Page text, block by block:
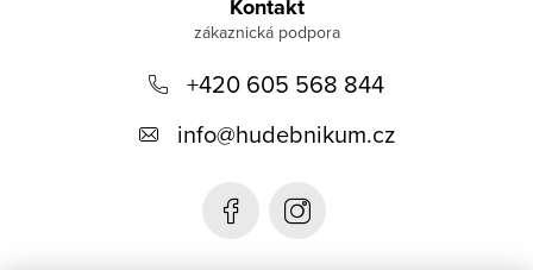
Kontakt
+420 605 568 844
info@hudebnikum.cz